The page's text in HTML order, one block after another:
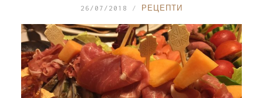
26/07/2018 РЕЦЕПТИ